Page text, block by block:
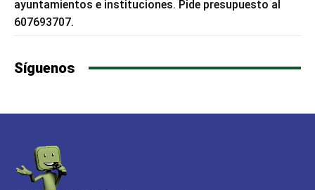
ayuntamientos e instituciones. Pide presupuesto al
607693707.
Síguenos